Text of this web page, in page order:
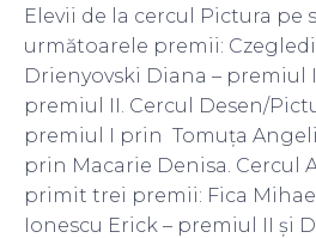
Elevii de la cercul Pictura pe
următoarele premii:
Drienyovski Diana – premiul
premiul II. Cercul Desen/
premiul I prin Tomuța
prin Macarie Denisa. Cercul
primit trei premii: Fica
Ionescu Erick – premiul II și